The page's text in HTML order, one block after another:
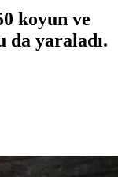
koyun ve
da yaraladı.